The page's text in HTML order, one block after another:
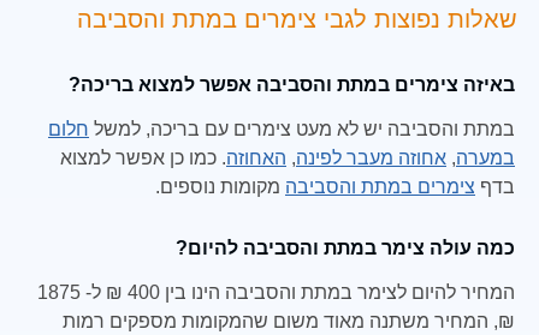
שאלות נפוצות לגבי צימרים במתת והסביבה
באיזה צימרים במתת והסביבה אפשר למצוא בריכה?
במתת והסביבה יש לא מעט צימרים עם בריכה, למשל חלום
במערה, אחוזה מעבר לפינה, האחוזה. כמו כן אפשר למצוא
בדף צימרים במתת והסביבה מקומות נוספים.
כמה עולה צימר במתת והסביבה להיום?
המחיר להיום לצימר במתת והסביבה הינו בין 400 ₪ ל- 1875
₪, המחיר משתנה מאוד משום שהמקומות מספקים רמות